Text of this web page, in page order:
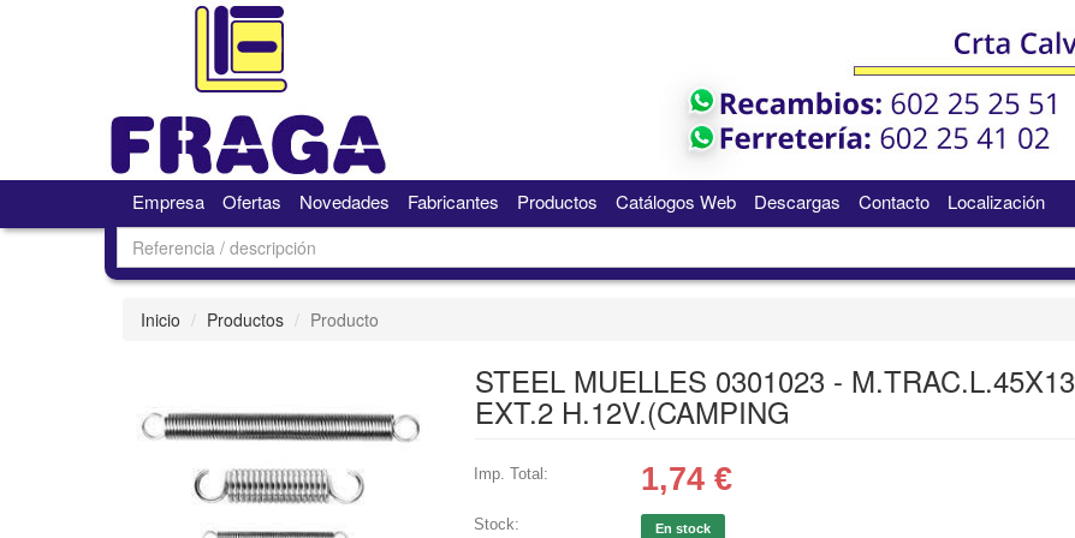
Empresa Ofertas Novedades Fabricantes Productos Catálogos Web Descargas Contacto Localización
Inicio Productos Producto
STEEL MUELLES 0301023 - M.TRAC.L.45X13
EXT.2 H.12V.(CAMPING
Imp. Total: 1,74 €
Stock: En stock